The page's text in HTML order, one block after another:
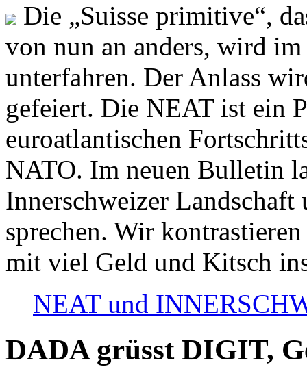
Die „Suisse primitive“,
von nun an anders, wird
unterfahren. Der Anlass
gefeiert. Die NEAT ist ein
euroatlantischen
NATO. Im neuen Bulletin
Innerschweizer
sprechen. Wir
mit viel Geld und Kitsch
NEAT und
DADA grüsst DIGIT,